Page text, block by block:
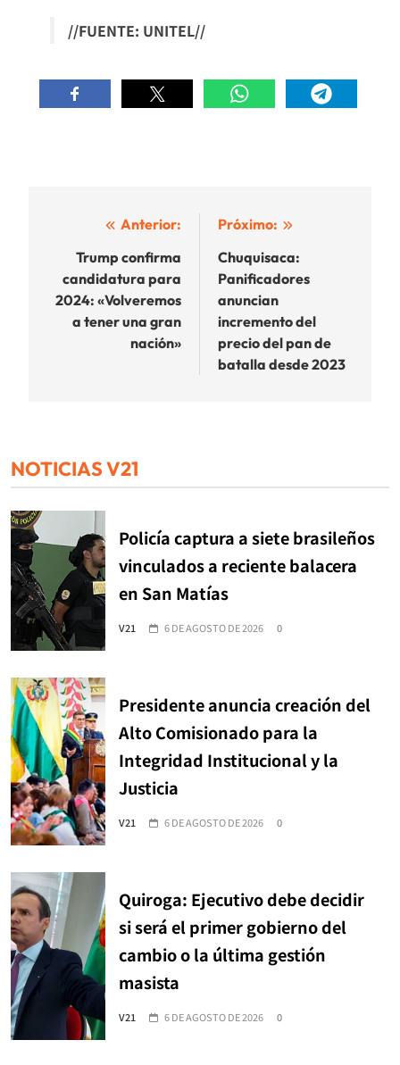
//FUENTE: UNITEL//
Navegación
entradas
Anterior:
Trump confirma
candidatura para
2024: «Volveremos
a tener una gran
nación»
Próximo:
Chuquisaca:
Panificadores
anuncian
incremento del
precio del pan de
batalla desde 2023
NOTICIAS V21
Policía captura a siete brasileños
vinculados a reciente balacera
en San Matías
V21 6 DE AGOSTO DE 2026 0
Presidente anuncia creación del
Alto Comisionado para la
Integridad Institucional y la
Justicia
V21 6 DE AGOSTO DE 2026 0
Quiroga: Ejecutivo debe decidir
si será el primer gobierno del
cambio o la última gestión
masista
V21 6 DE AGOSTO DE 2026 0